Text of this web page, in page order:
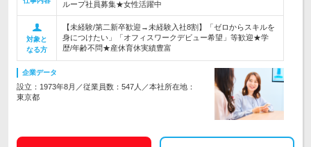
ループ社員募集★女性活躍中
対象と
なる方
【未経験/第二新卒歓迎→未経験入社8割】「ゼロからスキルを
身につけたい」「オフィスワークデビュー希望」等歓迎★学
歴/年齢不問★産休育休実績豊富
企業データ
設立：1973年8月／従業員数：547人／本社所在地：
東京都